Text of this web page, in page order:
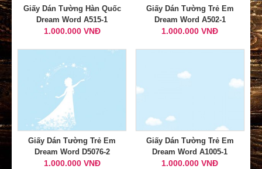
Giấy Dán Tường Hàn Quốc
Dream Word A515-1
1.000.000 VNĐ
Giấy Dán Tường Trẻ Em
Dream Word A502-1
1.000.000 VNĐ
Giấy Dán Tường Trẻ Em
Dream Word D5076-2
1.000.000 VNĐ
Giấy Dán Tường Trẻ Em
Dream Word A1005-1
1.000.000 VNĐ